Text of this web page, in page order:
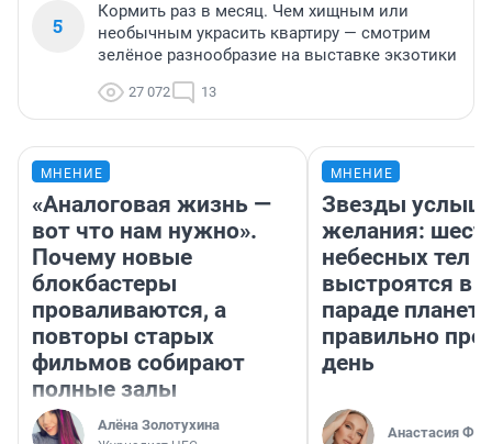
5
Кормить раз в месяц. Чем хищным или
необычным украсить квартиру — смотрим
зелёное разнообразие на выставке экзотики
27 072 13
МНЕНИЕ
«Аналоговая жизнь —
вот что нам нужно».
Почему новые
блокбастеры
проваливаются, а
повторы старых
фильмов собирают
полные залы
Алёна Золотухина
МНЕНИЕ
Звезды
желания:
небесных тел
выстроятся в
параде планет
правильно
день
Анастасия